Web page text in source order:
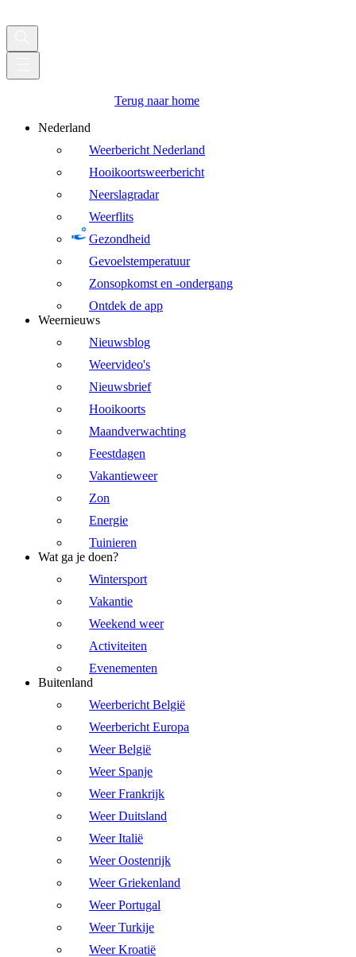
Terug naar home
Nederland
Weerbericht Nederland
Hooikoortsweerbericht
Neerslagradar
Weerflits
Gezondheid
Gevoelstemperatuur
Zonsopkomst en -ondergang
Ontdek de app
Weernieuws
Nieuwsblog
Weervideo's
Nieuwsbrief
Hooikoorts
Maandverwachting
Feestdagen
Vakantieweer
Zon
Energie
Tuinieren
Wat ga je doen?
Wintersport
Vakantie
Weekend weer
Activiteiten
Evenementen
Buitenland
Weerbericht België
Weerbericht Europa
Weer België
Weer Spanje
Weer Frankrijk
Weer Duitsland
Weer Italië
Weer Oostenrijk
Weer Griekenland
Weer Portugal
Weer Turkije
Weer Kroatië